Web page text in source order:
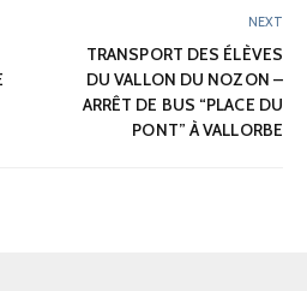
NEXT
TRANSPORT DES ÉLÈVES
DU VALLON DU NOZON –
ARRÊT DE BUS “PLACE DU
PONT” À VALLORBE